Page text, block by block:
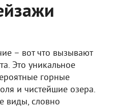
– вот что вызывают
Это уникальное
горные
и чистейшие озера.
виды, словно